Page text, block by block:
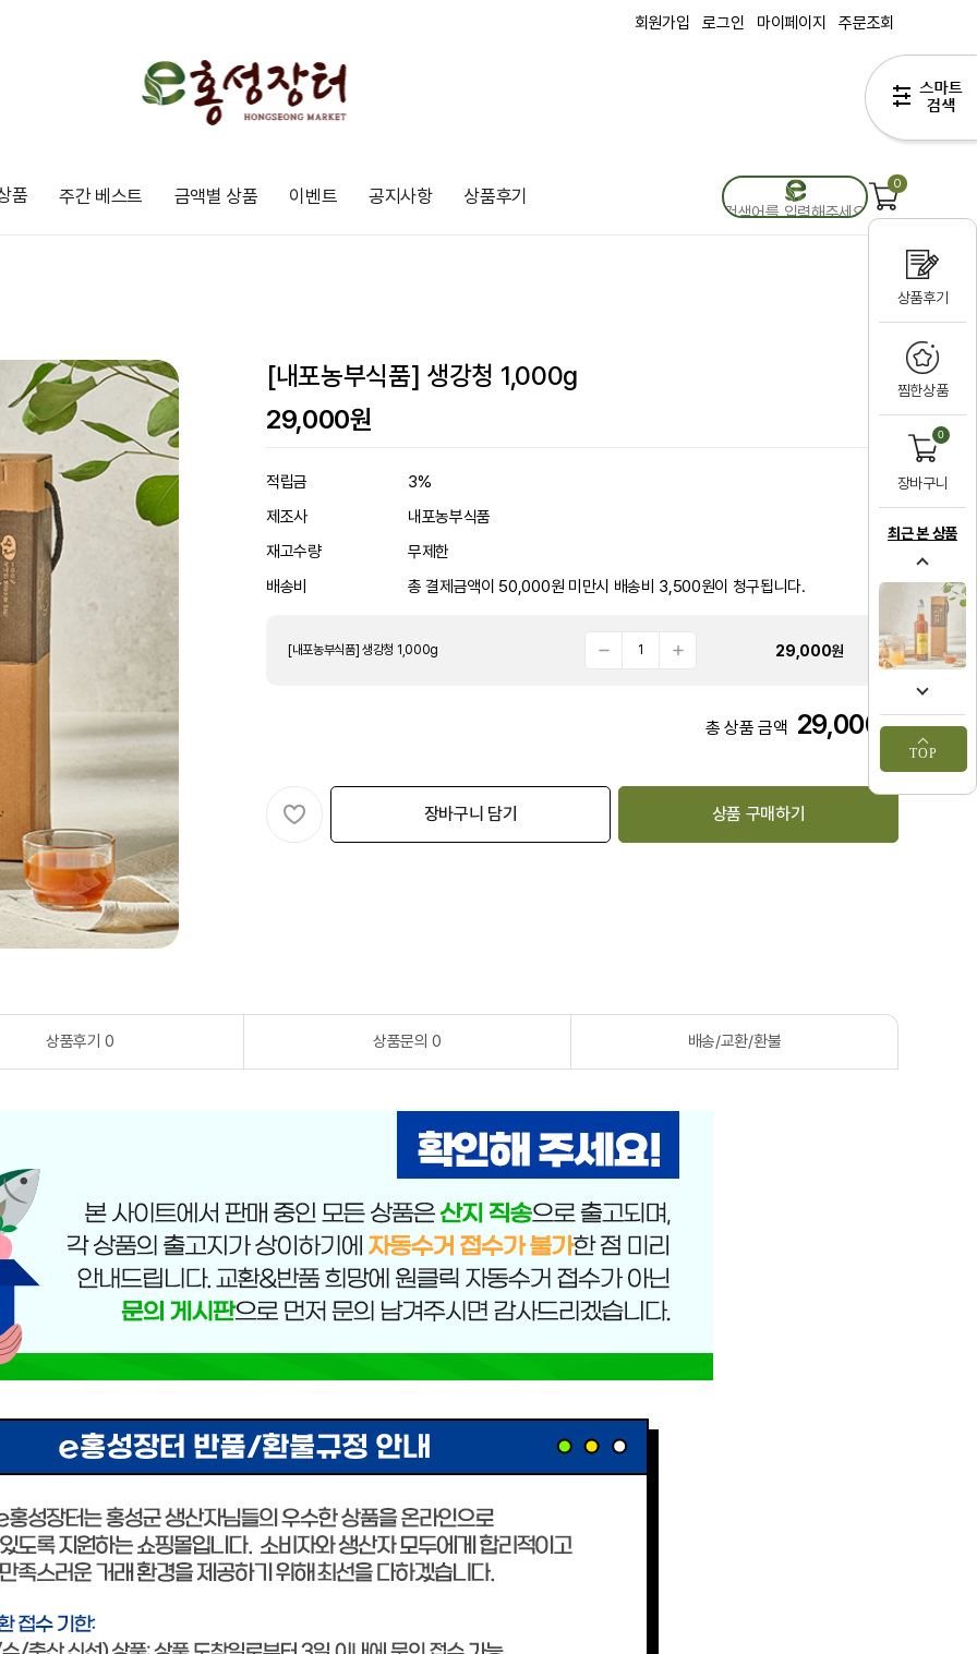
상품후기
찜한상품
0
장바구니
최근 본 상품
TOP
회원가입 로그인 마이페이지 주문조회
품 주간 베스트 금액별 상품 이벤트 공지사항 상품후기
0
[내포농부식품] 생강청 1,000g
29,000원
적립금
3%
제조사
내포농부식품
재고수량
무제한
배송비
총 결제금액이 50,000원 미만시 배송비 3,500원이 청구됩니다.
[내포농부식품] 생강청 1,000g 29,000원
총 상품 금액 29,000원
장바구니 담기 상품 구매하기
상품후기 0 상품문의 0 배송/교환/환불